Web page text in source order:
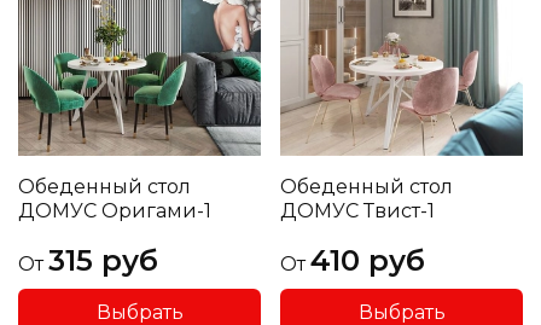
Обеденный стол
ДОМУС Оригами-1
От 315 руб
Выбрать
Обеденный стол
ДОМУС Твист-1
От 410 руб
Выбрать